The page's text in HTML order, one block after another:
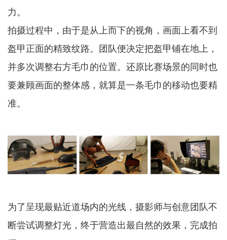
力。
拍摄过程中，由于是从上而下的视角，画面上看不到
盔甲正面的精致纹路。团队便决定把盔甲铺在地上，
并多次调整右方毛巾的位置。还原比赛场景的同时也
要兼顾画面的整体感，就算是一条毛巾的移动也要精
准。
为了呈现最贴近道场内的光线，摄影师与创意团队不
断尝试调整灯光，终于营造出最自然的效果，完成拍